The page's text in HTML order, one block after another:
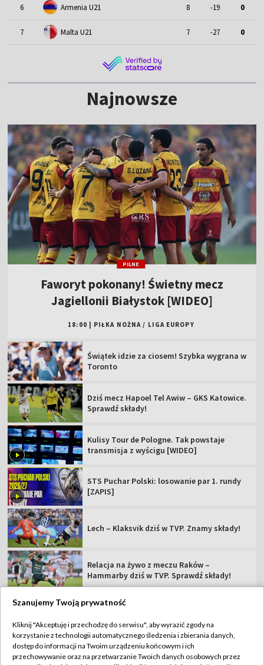
6 Armenia U21 8 -19 0
7 Malta U21 7 -27 0
Najnowsze
PILNE
Faworyt pokonany! Świetny mecz
Jagiellonii Białystok [WIDEO]
18:00 PIŁKA NOŻNA / LIGA EUROPY
Świątek idzie za ciosem! Szybka wygrana w
Toronto
Dziś mecz Hapoel Tel Awiw – GKS Katowice.
Sprawdź składy!
Kulisy Tour de Pologne. Tak powstaje
transmisja z wyścigu [WIDEO]
STS Puchar Polski: losowanie par 1. rundy
[ZAPIS]
Lech – Klaksvik dziś w TVP. Znamy składy!
Relacja na żywo z meczu Raków –
Hammarby dziś w TVP. Sprawdź składy!
TVP
Abonament TVP
Regulamin TVP
Szanujemy Twoją prywatność
Kliknij "Akceptuję i przechodzę do serwisu", aby wyrazić zgody na
korzystanie z technologii automatycznego śledzenia i zbierania danych,
dostęp do informacji na Twoim urządzeniu końcowym i ich
przechowywanie oraz na przetwarzanie Twoich danych osobowych przez